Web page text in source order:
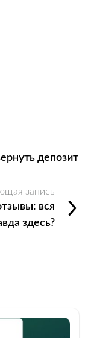
депозит
запись
вся
здесь?